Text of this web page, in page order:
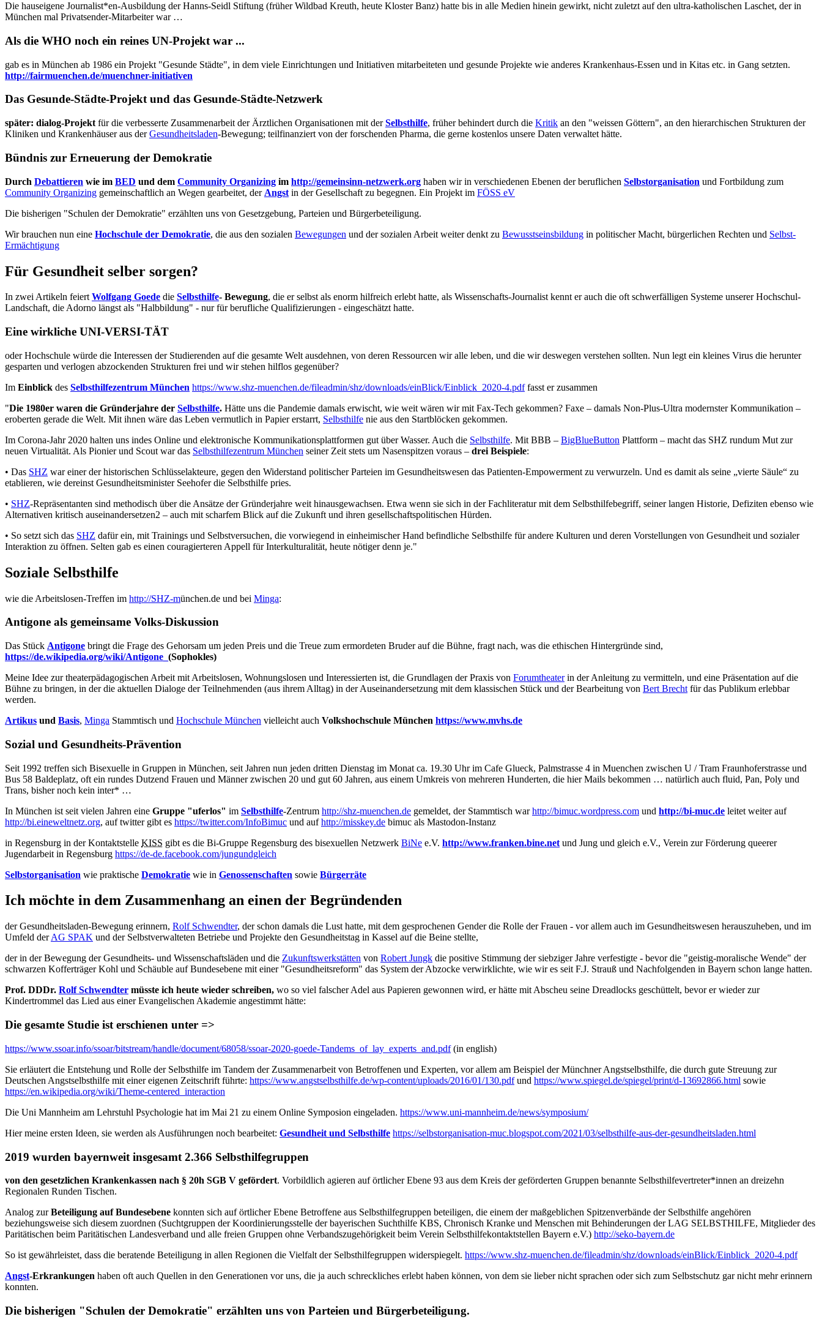
Die hauseigene Journalist*en-Ausbildung der Hanns-Seidl Stiftung (früher Wildbad Kreuth, heute Kloster Banz) hatte bis in alle Medien hinein gewirkt, nicht zuletzt auf den ultra-katholischen Laschet, der in
München mal Privatsender-Mitarbeiter war …
Als die WHO noch ein reines UN-Projekt war ...
gab es in München ab 1986 ein Projekt "Gesunde Städte", in dem viele Einrichtungen und Initiativen mitarbeiteten und gesunde Projekte wie anderes Krankenhaus-Essen und in Kitas etc. in Gang setzten.
http://fairmuenchen.de/muenchner-initiativen
Das Gesunde-Städte-Projekt und das Gesunde-Städte-Netzwerk
später: dialog-Projekt für die verbesserte Zusammenarbeit der Ärztlichen Organisationen mit derSelbsthilfe, früher behindert durch die Kritik an den "weissen Göttern", an den hierarchischen Strukturen der
Kliniken und Krankenhäuser aus derGesundheitsladen-Bewegung; teilfinanziert von der forschenden Pharma, die gerne kostenlos unsere Daten verwaltet hätte.
Bündnis zur Erneuerung der Demokratie
Durch Debattieren wie im BED und dem Community Organizing im http://gemeinsinn-netzwerk.org haben wir in verschiedenen Ebenen der beruflichen Selbstorganisation und Fortbildung zum
Community Organizing gemeinschaftlich an Wegen gearbeitet, der Angst in der Gesellschaft zu begegnen. Ein Projekt im FÖSS eV
Die bisherigen "Schulen der Demokratie" erzählten uns von Gesetzgebung, Parteien und Bürgerbeteiligung.
Wir brauchen nun eine Hochschule der Demokratie, die aus den sozialen Bewegungen und der sozialen Arbeit weiter denkt zu Bewusstseinsbildung in politischer Macht, bürgerlichen Rechten und Selbst-
Ermächtigung
Für Gesundheit selber sorgen?
In zwei Artikeln feiertWolfgang Goede die Selbsthilfe- Bewegung, die er selbst als enorm hilfreich erlebt hatte, als Wissenschafts-Journalist kennt er auch die oft schwerfälligen Systeme unserer Hochschul-
Landschaft, die Adorno längst als "Halbbildung" - nur für berufliche Qualifizierungen - eingeschätzt hatte.
Eine wirkliche UNI-VERSI-TÄT
oder Hochschule würde die Interessen der Studierenden auf die gesamte Welt ausdehnen, von deren Ressourcen wir alle leben, und die wir deswegen verstehen sollten. Nun legt ein kleines Virus die herunter
gesparten und verlogen abzockenden Strukturen frei und wir stehen hilflos gegenüber?
Im Einblick des Selbsthilfezentrum München https://www.shz-muenchen.de/fileadmin/shz/downloads/einBlick/Einblick_2020-4.pdffasst er zusammen
"Die 1980er waren die Gründerjahre der Selbsthilfe. Hätte uns die Pandemie damals erwischt, wie weit wären wir mit Fax-Tech gekommen? Faxe – damals Non-Plus-Ultra modernster Kommunikation –
eroberten gerade die Welt. Mit ihnen wäre das Leben vermutlich in Papier erstarrt, Selbsthilfe nie aus den Startblöcken gekommen.
Im Corona-Jahr 2020 halten uns indes Online und elektronische Kommunikationsplattformen gut über Wasser. Auch die Selbsthilfe. Mit BBB – BigBlueButton Plattform – macht das SHZ rundum Mut zur
neuen Virtualität. Als Pionier und Scout war das Selbsthilfezentrum München seiner Zeit stets um Nasenspitzen voraus – drei Beispiele:
• Das SHZ war einer der historischen Schlüsselakteure, gegen den Widerstand politischer Parteien im Gesundheitswesen das Patienten-Empowerment zu verwurzeln. Und es damit als seine „vierte Säule“ zu
etablieren, wie dereinst Gesundheitsminister Seehofer die Selbsthilfe pries.
• SHZ-Repräsentanten sind methodisch über die Ansätze der Gründerjahre weit hinausgewachsen. Etwa wenn sie sich in der Fachliteratur mit dem Selbsthilfebegriff, seiner langen Historie, Defiziten ebenso wie
Alternativen kritisch auseinandersetzen2 – auch mit scharfem Blick auf die Zukunft und ihren gesellschaftspolitischen Hürden.
• So setzt sich das SHZ dafür ein, mit Trainings und Selbstversuchen, die vorwiegend in einheimischer Hand befindliche Selbsthilfe für andere Kulturen und deren Vorstellungen von Gesundheit und sozialer
Interaktion zu öffnen. Selten gab es einen couragierteren Appell für Interkulturalität, heute nötiger denn je."
Soziale Selbsthilfe
wie die Arbeitslosen-Treffen im http://SHZ-münchen.de und bei Minga:
Antigone als gemeinsame Volks-Diskussion
Das Stück Antigone bringt die Frage des Gehorsam um jeden Preis und die Treue zum ermordeten Bruder auf die Bühne, fragt nach, was die ethischen Hintergründe sind,
https://de.wikipedia.org/wiki/Antigone_ (Sophokles)
Meine Idee zur theaterpädagogischen Arbeit mit Arbeitslosen, Wohnungslosen und Interessierten ist, die Grundlagen der Praxis von Forumtheaterin der Anleitung zu vermitteln, und eine Präsentation auf die
Bühne zu bringen, in der die aktuellen Dialoge der Teilnehmenden (aus ihrem Alltag) in der Auseinandersetzung mit dem klassischen Stück und der Bearbeitung von Bert Brecht für das Publikum erlebbar
werden.
Artikus und Basis, Minga Stammtisch und Hochschule München vielleicht auch Volkshochschule München https://www.mvhs.de
Sozial und Gesundheits-Prävention
Seit 1992 treffen sich Bisexuelle in Gruppen in München, seit Jahren nun jeden dritten Dienstag im Monat ca. 19.30 Uhr im Cafe Glueck, Palmstrasse 4 in Muenchen zwischen U / Tram Fraunhoferstrasse und
Bus 58 Baldeplatz, oft ein rundes Dutzend Frauen und Männer zwischen 20 und gut 60 Jahren, aus einem Umkreis von mehreren Hunderten, die hier Mails bekommen … natürlich auch fluid, Pan, Poly und
Trans, bisher noch kein inter* …
In München ist seit vielen Jahren eine Gruppe "uferlos" im Selbsthilfe-Zentrum http://shz-muenchen.de gemeldet, der Stammtisch warhttp://bimuc.wordpress.com und http://bi-muc.de leitet weiter auf
http://bi.eineweltnetz.org, auf twitter gibt es https://twitter.com/InfoBimuc und aufhttp://misskey.de bimuc als Mastodon-Instanz
in Regensburg in der Kontaktstelle KISS gibt es die Bi-Gruppe Regensburg des bisexuellen Netzwerk BiNe e.V. http://www.franken.bine.net und Jung und gleich e.V., Verein zur Förderung queerer
Jugendarbeit in Regensburg https://de-de.facebook.com/jungundgleich
Selbstorganisation wie praktische Demokratie wie in Genossenschaften sowie Bürgerräte
Ich möchte in dem Zusammenhang an einen der Begründenden
der Gesundheitsladen-Bewegung erinnern, Rolf Schwendter, der schon damals die Lust hatte, mit dem gesprochenen Gender die Rolle der Frauen - vor allem auch im Gesundheitswesen herauszuheben, und im
Umfeld derAG SPAK und der Selbstverwalteten Betriebe und Projekte den Gesundheitstag in Kassel auf die Beine stellte,
der in der Bewegung der Gesundheits- und Wissenschaftsläden und die Zukunftswerkstätten von Robert Jungk die positive Stimmung der siebziger Jahre verfestigte - bevor die "geistig-moralische Wende" der
schwarzen Kofferträger Kohl und Schäuble auf Bundesebene mit einer "Gesundheitsreform" das System der Abzocke verwirklichte, wie wir es seit F.J. Strauß und Nachfolgenden in Bayern schon lange hatten.
Prof. DDDr. Rolf Schwendter müsste ich heute wieder schreiben, wo so viel falscher Adel aus Papieren gewonnen wird, er hätte mit Abscheu seine Dreadlocks geschüttelt, bevor er wieder zur
Kindertrommel das Lied aus einer Evangelischen Akademie angestimmt hätte:
Die gesamte Studie ist erschienen unter =>
https://www.ssoar.info/ssoar/bitstream/handle/document/68058/ssoar-2020-goede-Tandems_of_lay_experts_and.pdf(in english)
Sie erläutert die Entstehung und Rolle der Selbsthilfe im Tandem der Zusammenarbeit von Betroffenen und Experten, vor allem am Beispiel der Münchner Angstselbsthilfe, die durch gute Streuung zur
Deutschen Angstselbsthilfe mit einer eigenen Zeitschrift führte: https://www.angstselbsthilfe.de/wp-content/uploads/2016/01/130.pdfund https://www.spiegel.de/spiegel/print/d-13692866.html sowie
https://en.wikipedia.org/wiki/Theme-centered_interaction
Die Uni Mannheim am Lehrstuhl Psychologie hat im Mai 21 zu einem Online Symposion eingeladen. https://www.uni-mannheim.de/news/symposium/
Hier meine ersten Ideen, sie werden als Ausführungen noch bearbeitet: Gesundheit und Selbsthilfe https://selbstorganisation-muc.blogspot.com/2021/03/selbsthilfe-aus-der-gesundheitsladen.html
2019 wurden bayernweit insgesamt 2.366 Selbsthilfegruppen
von den gesetzlichen Krankenkassen nach § 20h SGB V gefördert. Vorbildlich agieren auf örtlicher Ebene 93 aus dem Kreis der geförderten Gruppen benannte Selbsthilfevertreter*innen an dreizehn
Regionalen Runden Tischen.
Analog zurBeteiligung auf Bundesebene konnten sich auf örtlicher Ebene Betroffene aus Selbsthilfegruppen beteiligen, die einem der maßgeblichen Spitzenverbände der Selbsthilfe angehören
beziehungsweise sich diesem zuordnen (Suchtgruppen der Koordinierungsstelle der bayerischen Suchthilfe KBS, Chronisch Kranke und Menschen mit Behinderungen der LAG SELBSTHILFE, Mitglieder des
Paritätischen beim Paritätischen Landesverband und alle freien Gruppen ohne Verbandszugehörigkeit beim Verein Selbsthilfekontaktstellen Bayern e.V.) http://seko-bayern.de
So ist gewährleistet, dass die beratende Beteiligung in allen Regionen die Vielfalt der Selbsthilfegruppen widerspiegelt. https://www.shz-muenchen.de/fileadmin/shz/downloads/einBlick/Einblick_2020-4.pdf
Angst-Erkrankungen haben oft auch Quellen in den Generationen vor uns, die ja auch schreckliches erlebt haben können, von dem sie lieber nicht sprachen oder sich zum Selbstschutz gar nicht mehr erinnern
konnten.
Die bisherigen "Schulen der Demokratie" erzählten uns von Parteien und Bürgerbeteiligung.